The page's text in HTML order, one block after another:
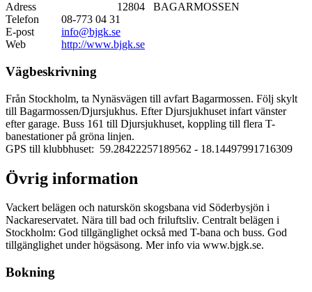
Adress
12804 BAGARMOSSEN
Telefon
08-773 04 31
E-post
info@bjgk.se
Web
http://www.bjgk.se
Vägbeskrivning
Från Stockholm, ta Nynäsvägen till avfart Bagarmossen. Följ skylt
till Bagarmossen/Djursjukhus. Efter Djursjukhuset infart vänster
efter garage. Buss 161 till Djursjukhuset, koppling till flera T-
banestationer på gröna linjen.
GPS till klubbhuset: 59.28422257189562 - 18.14497991716309
Övrig information
Vackert belägen och naturskön skogsbana vid Söderbysjön i
Nackareservatet. Nära till bad och friluftsliv. Centralt belägen i
Stockholm: God tillgänglighet också med T-bana och buss. God
tillgänglighet under högsäsong. Mer info via www.bjgk.se.
Bokning